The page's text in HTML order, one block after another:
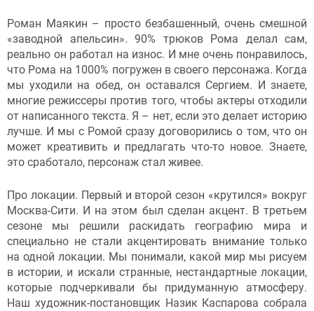
Роман Маякин – просто безбашенный, очень смешной
«заводной апельсин». 90% трюков Рома делал сам,
реально он работал на износ. И мне очень понравилось,
что Рома на 1000% погружен в своего персонажа. Когда
мы уходили на обед, он оставался Сергием. И знаете,
многие режиссеры против того, чтобы актеры отходили
от написанного текста. Я – нет, если это делает историю
лучше. И мы с Ромой сразу договорились о том, что он
может креативить и предлагать что-то новое. Знаете,
это сработало, персонаж стал живее.
Про локации. Первый и второй сезон «крутился» вокруг
Москва-Сити. И на этом был сделан акцент. В третьем
сезоне мы решили раскидать географию мира и
специально не стали акцентировать внимание только
на одной локации. Мы понимали, какой мир мы рисуем
в истории, и искали странные, нестандартные локации,
которые подчеркивали бы придуманную атмосферу.
Наш художник-постановщик Назик Каспарова собрала